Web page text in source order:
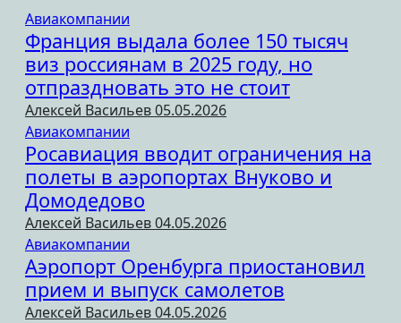
Авиакомпании
Франция выдала более 150 тысяч
виз россиянам в 2025 году, но
отпраздновать это не стоит
Алексей Васильев05.05.2026
Авиакомпании
Росавиация вводит ограничения на
полеты в аэропортах Внуково и
Домодедово
Алексей Васильев04.05.2026
Авиакомпании
Аэропорт Оренбурга приостановил
прием и выпуск самолетов
Алексей Васильев04.05.2026